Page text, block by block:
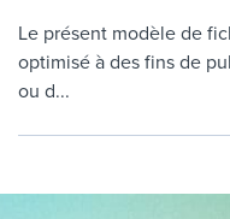
Le présent modèle de
optimisé à des fins de
ou d...